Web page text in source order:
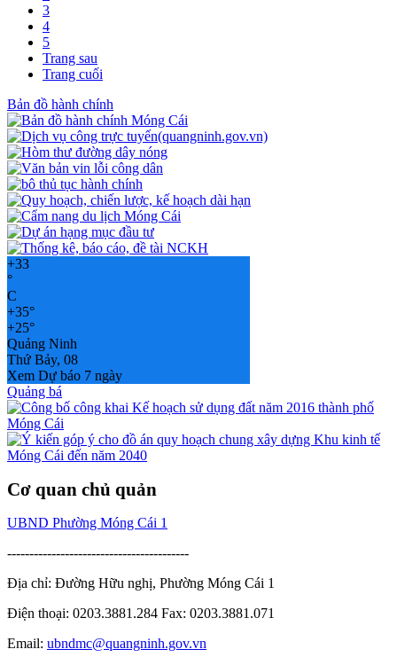
3
4
5
Trang sau
Trang cuối
Bản đồ hành chính
+33
°
C
+35°
+25°
Quảng Ninh
Thứ Bảy, 08
Xem Dự báo 7 ngày
Quảng bá
Cơ quan chủ quản
UBND Phường Móng Cái 1
-----------------------------------------
Địa chỉ: Đường Hữu nghị, Phường Móng Cái 1
Điện thoại: 0203.3881.284 Fax: 0203.3881.071
Email: ubndmc@quangninh.gov.vn